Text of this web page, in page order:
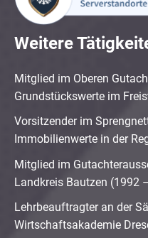
Weitere
Mitglied im Oberen
Grundstückswerte im
Vorsitzender im
Immobilienwerte in der
Mitglied im
Landkreis Bautzen (1992
Lehrbeauftragter an der
Wirtschaftsakademie